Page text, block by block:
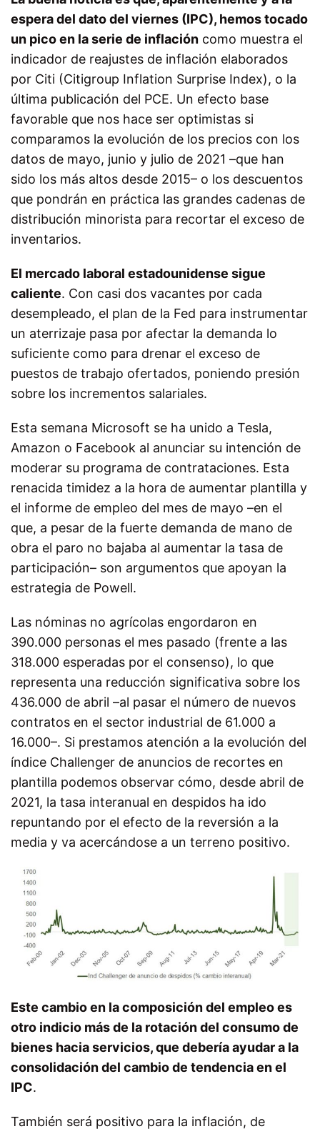
espera del dato del viernes (IPC), hemos tocado
un pico en la serie de inflación como muestra el
indicador de reajustes de inflación elaborados
por Citi (Citigroup Inflation Surprise Index), o la
última publicación del PCE. Un efecto base
favorable que nos hace ser optimistas si
comparamos la evolución de los precios con los
datos de mayo, junio y julio de 2021 –que han
sido los más altos desde 2015– o los descuentos
que pondrán en práctica las grandes cadenas de
distribución minorista para recortar el exceso de
inventarios.
El mercado laboral estadounidense sigue
caliente. Con casi dos vacantes por cada
desempleado, el plan de la Fed para instrumentar
un aterrizaje pasa por afectar la demanda lo
suficiente como para drenar el exceso de
puestos de trabajo ofertados, poniendo presión
sobre los incrementos salariales.
Esta semana Microsoft se ha unido a Tesla,
Amazon o Facebook al anunciar su intención de
moderar su programa de contrataciones. Esta
renacida timidez a la hora de aumentar plantilla y
el informe de empleo del mes de mayo –en el
que, a pesar de la fuerte demanda de mano de
obra el paro no bajaba al aumentar la tasa de
participación– son argumentos que apoyan la
estrategia de Powell.
Las nóminas no agrícolas engordaron en
390.000 personas el mes pasado (frente a las
318.000 esperadas por el consenso), lo que
representa una reducción significativa sobre los
436.000 de abril –al pasar el número de nuevos
contratos en el sector industrial de 61.000 a
16.000–. Si prestamos atención a la evolución del
índice Challenger de anuncios de recortes en
plantilla podemos observar cómo, desde abril de
2021, la tasa interanual en despidos ha ido
repuntando por el efecto de la reversión a la
media y va acercándose a un terreno positivo.
Este cambio en la composición del empleo es
otro indicio más de la rotación del consumo de
bienes hacia servicios, que debería ayudar a la
consolidación del cambio de tendencia en el
IPC.
También será positivo para la inflación, de